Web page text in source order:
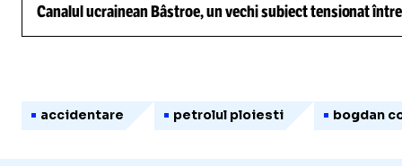
Canalul ucrainean Bâstroe, un vechi subiect tensionat
accidentare petrolul ploiesti bogdan